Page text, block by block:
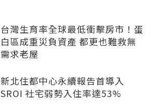
台灣生育率全球最低衝擊房市！蛋
白區成重災負資產 都更也難救無
需求老屋
新北住都中心永續報告首導入
SROI 社宅弱勢入住率達53%